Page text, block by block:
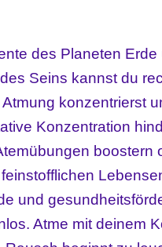
des Planeten Erde
Seins kannst du
konzentrierst
Konzentration
boostern
und
Atme mit deinem